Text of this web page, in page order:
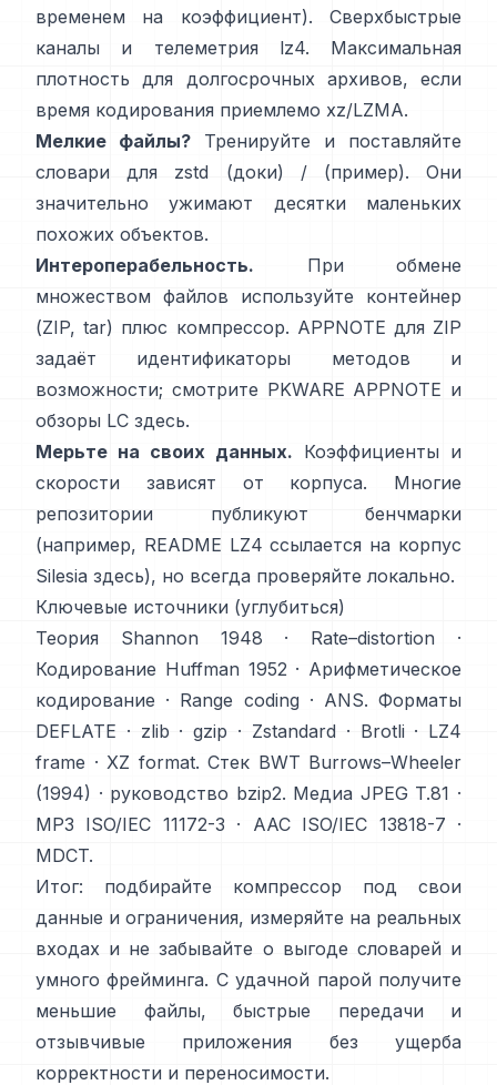
временем на коэффициент). Сверхбыстрые
каналы и телеметрия
lz4. Максимальная
плотность для долгосрочных архивов, если
время кодирования приемлемо xz/LZMA.
Мелкие файлы? Тренируйте и поставляйте
словари для zstd
(доки) / (пример). Они
значительно ужимают десятки маленьких
похожих объектов.
Интероперабельность. При обмене
множеством файлов используйте контейнер
(ZIP, tar) плюс компрессор. APPNOTE для ZIP
задаёт идентификаторы методов и
возможности; смотрите PKWARE APPNOTE и
обзоры LC здесь.
Мерьте на своих данных. Коэффициенты и
скорости зависят от корпуса. Многие
репозитории публикуют бенчмарки
(например, README LZ4 ссылается на корпус
Silesia здесь), но всегда проверяйте локально.
Ключевые источники (углубиться)
Теория
Shannon 1948 · Rate–distortion
·
Кодирование Huffman 1952 · Арифметическое
кодирование · Range coding · ANS. Форматы
DEFLATE · zlib · gzip · Zstandard · Brotli · LZ4
frame · XZ format. Стек BWT Burrows–Wheeler
(1994) · руководство bzip2. Медиа JPEG T.81 ·
MP3 ISO/IEC 11172-3 · AAC ISO/IEC 13818-7 ·
MDCT.
Итог: подбирайте компрессор под свои
данные и ограничения, измеряйте на реальных
входах и не забывайте о выгоде словарей и
умного фрейминга. С удачной парой получите
меньшие файлы, быстрые передачи и
отзывчивые приложения без ущерба
корректности и переносимости.